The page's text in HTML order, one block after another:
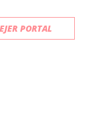
PORTAL